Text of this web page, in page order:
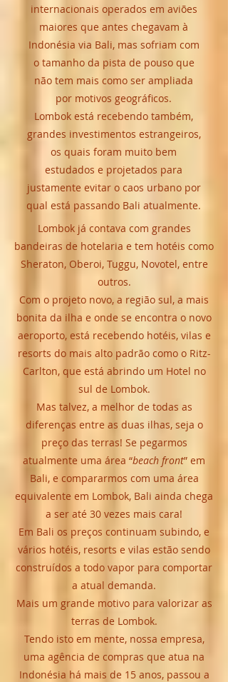
internacionais operados em aviões
maiores que antes chegavam à
Indonésia via Bali, mas sofriam com
o tamanho da pista de pouso que
não tem mais como ser ampliada
por motivos geográficos.
Lombok está recebendo também,
grandes investimentos estrangeiros,
os quais foram muito bem
estudados e projetados para
justamente evitar o caos urbano por
qual está passando Bali atualmente.
Lombok já contava com grandes
bandeiras de hotelaria e tem hotéis como
Sheraton, Oberoi, Tuggu, Novotel, entre
outros.
Com o projeto novo, a região sul, a mais
bonita da ilha e onde se encontra o novo
aeroporto, está recebendo hotéis, vilas e
resorts do mais alto padrão como o Ritz-
Carlton, que está abrindo um Hotel no
sul de Lombok.
Mas talvez, a melhor de todas as
diferenças entre as duas ilhas, seja o
preço das terras! Se pegarmos
atualmente uma área “beach front” em
Bali, e compararmos com uma área
equivalente em Lombok, Bali ainda chega
a ser até 30 vezes mais cara!
Em Bali os preços continuam subindo, e
vários hotéis, resorts e vilas estão sendo
construídos a todo vapor para comportar
a atual demanda.
Mais um grande motivo para valorizar as
terras de Lombok.
Tendo isto em mente, nossa empresa,
uma agência de compras que atua na
Indonésia há mais de 15 anos, passou a